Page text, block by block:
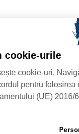
cookie-urile
cookie-uri.
pentru folosirea
(UE) 2016/